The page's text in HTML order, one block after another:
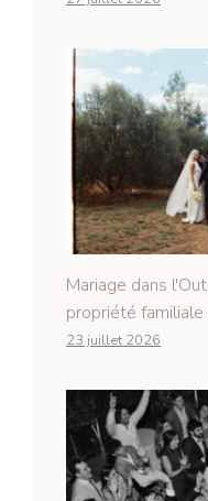
Mariage dans
propriété
23 juillet 2026